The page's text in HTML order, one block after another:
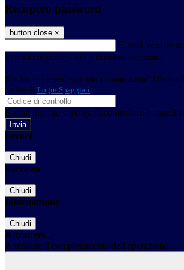
Recupero password
button close ×
E-mail Verrà
all'indirizzo indicato con le istruzioni necessarie.
Non hai una e-mail associata al nome utente? Effettua
tramite la Login Spaggiari
E-mail inviata, si prega di controllare la casella
Errore
Chiudi
Successo
Chiudi
Informazione
Chiudi
Attendere...
Attendere il completamento dell'operazione...